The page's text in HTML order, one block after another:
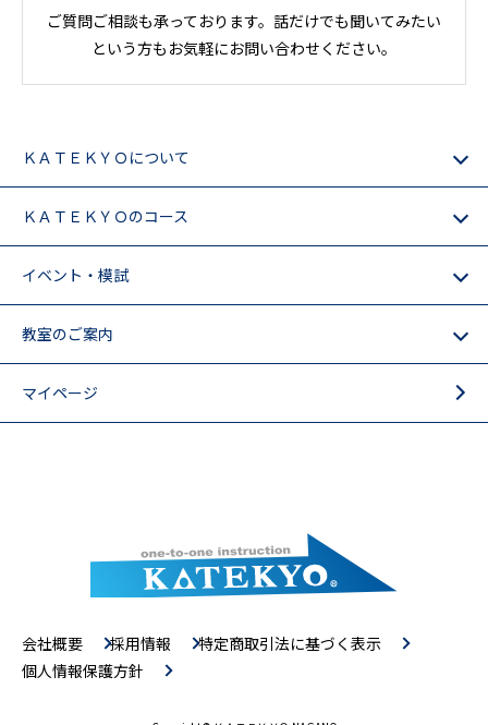
ご質問ご相談も承っております。話だけでも聞いてみたい
という方もお気軽にお問い合わせください。
ＫＡＴＥＫＹＯについて
ＫＡＴＥＫＹＯのコース
イベント・模試
教室のご案内
マイページ
会社概要 採用情報
特定商取引法に基づく表示
個人情報保護方針